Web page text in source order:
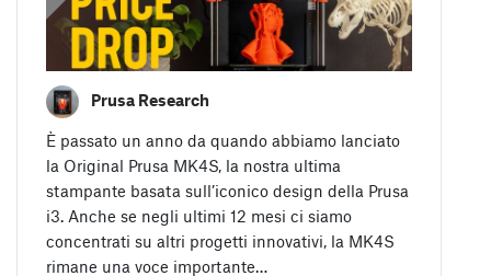
Prusa Research
È passato un anno da quando abbiamo lanciato
la Original Prusa MK4S, la nostra ultima
stampante basata sull’iconico design della Prusa
i3. Anche se negli ultimi 12 mesi ci siamo
concentrati su altri progetti innovativi, la MK4S
rimane una voce importante…